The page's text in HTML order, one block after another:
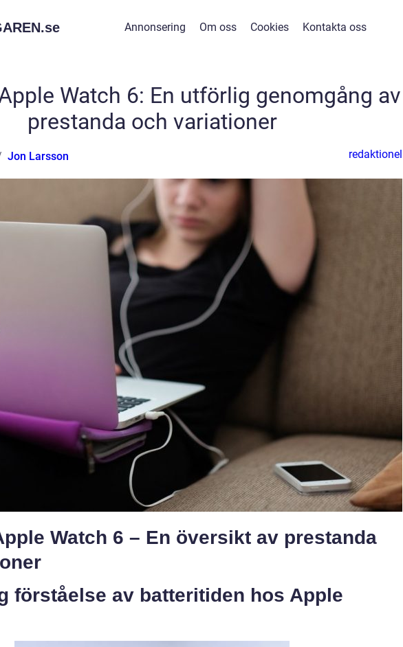
se Annonsering Om oss Cookies Kontakta oss
Watch 6: En utförlig genomgång av
prestanda och variationer
Jon Larsson redaktionel
Watch 6 – En översikt av prestanda
förståelse av batteritiden hos Apple